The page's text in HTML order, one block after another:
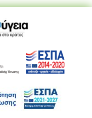
μας